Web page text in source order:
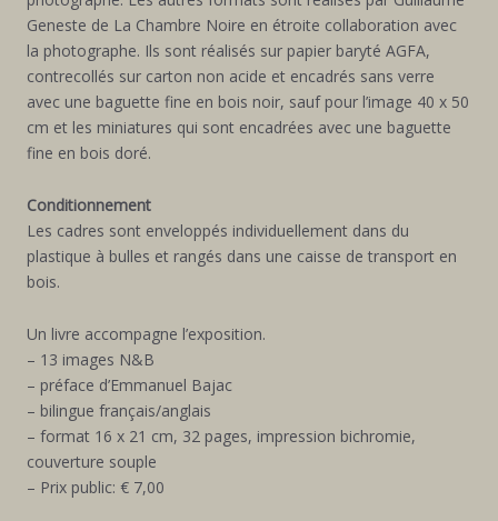
Geneste de La Chambre Noire en étroite collaboration avec
la photographe. Ils sont réalisés sur papier baryté AGFA,
contrecollés sur carton non acide et encadrés sans verre
avec une baguette fine en bois noir, sauf pour l’image 40 x 50
cm et les miniatures qui sont encadrées avec une baguette
fine en bois doré.
Conditionnement
Les cadres sont enveloppés individuellement dans du
plastique à bulles et rangés dans une caisse de transport en
bois.
Un livre accompagne l’exposition.
– 13 images N&B
– préface d’Emmanuel Bajac
– bilingue français/anglais
– format 16 x 21 cm, 32 pages, impression bichromie,
couverture souple
– Prix public: € 7,00